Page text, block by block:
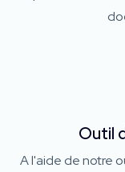
Outil
A l'aide de notre